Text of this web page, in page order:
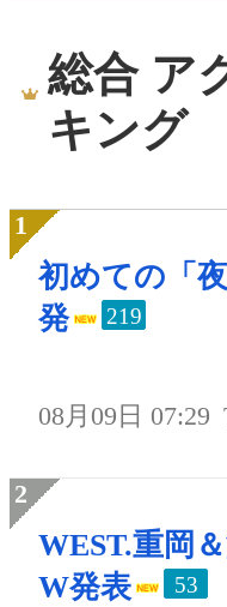
総合 ア
キング
初めての「
発
219
08月09日 07:29
WEST.重岡
W発表
53